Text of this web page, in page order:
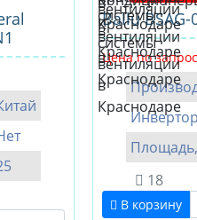
Ballu BSAG-
Цена по
Инвертор
18
В корзину